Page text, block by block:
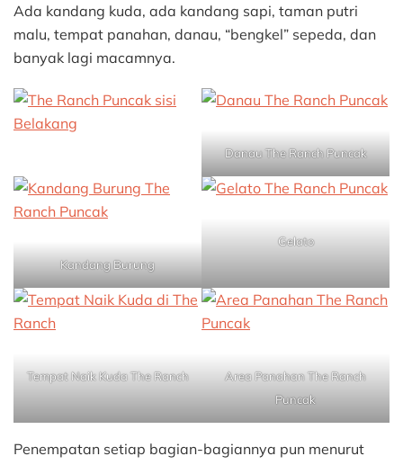
Ada kandang kuda, ada kandang sapi, taman putri
malu, tempat panahan, danau, “bengkel” sepeda, dan
banyak lagi macamnya.
Danau The Ranch Puncak
Kandang Burung
Gelato
Tempat Naik Kuda The Ranch
Area Panahan The Ranch
Puncak
Penempatan setiap bagian-bagiannya pun menurut